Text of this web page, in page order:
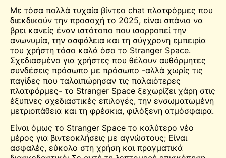
Με τόσα πολλά τυχαία βίντεο chat πλατφόρμες που
διεκδικούν την προσοχή το 2025, είναι σπάνιο να
βρει κανείς έναν ιστότοπο που ισορροπεί την
ανωνυμία, την ασφάλεια και τη σύγχρονη εμπειρία
του χρήστη τόσο καλά όσο το Stranger Space.
Σχεδιασμένο για χρήστες που θέλουν αυθόρμητες
συνδέσεις πρόσωπο με πρόσωπο -αλλά χωρίς τις
παγίδες που ταλαιπώρησαν τις παλαιότερες
πλατφόρμες- το Stranger Space ξεχωρίζει χάρη στις
έξυπνες σχεδιαστικές επιλογές, την ενσωματωμένη
μετριοπάθεια και τη φρέσκια, φιλόξενη ατμόσφαιρα.
Είναι όμως το Stranger Space το καλύτερο νέο
μέρος για βιντεοκλήσεις με αγνώστους; Είναι
ασφαλές, εύκολο στη χρήση και πραγματικά